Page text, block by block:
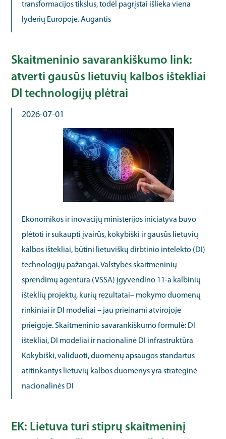
transformacijos tikslus, todėl pagrįstai išlieka viena
lyderių Europoje. Augantis
Skaitmeninio savarankiškumo link:
atverti gausūs lietuvių kalbos ištekliai
DI technologijų plėtrai
2026-07-01
Ekonomikos ir inovacijų ministerijos iniciatyva buvo
plėtoti ir sukaupti įvairūs, kokybiški ir gausūs lietuvių
kalbos ištekliai, būtini lietuviškų dirbtinio intelekto (DI)
technologijų pažangai. Valstybės skaitmeninių
sprendimų agentūra (VSSA) įgyvendino 11-a kalbinių
išteklių projektų, kurių rezultatai– mokymo duomenų
rinkiniai ir DI modeliai – jau prieinami atvirojoje
prieigoje. Skaitmeninio savarankiškumo formulė: DI
ištekliai, DI modeliai ir nacionalinė DI infrastruktūra
Kokybiški, validuoti, duomenų apsaugos standartus
atitinkantys lietuvių kalbos duomenys yra strateginė
nacionalinės DI
EK: Lietuva turi stiprų skaitmeninį